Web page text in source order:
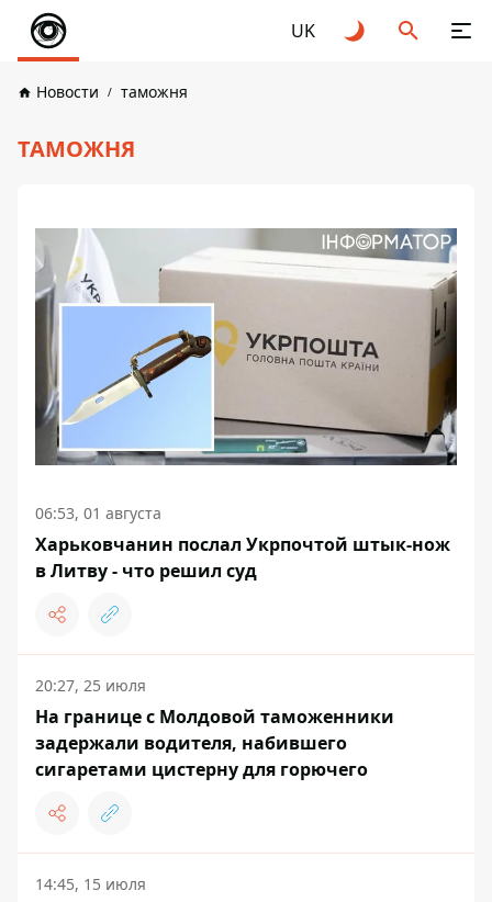
UK
Новости таможня
ТАМОЖНЯ
06:53, 01 августа
Харьковчанин послал Укрпочтой штык-нож
в Литву - что решил суд
20:27, 25 июля
На границе с Молдовой таможенники
задержали водителя, набившего
сигаретами цистерну для горючего
14:45, 15 июля